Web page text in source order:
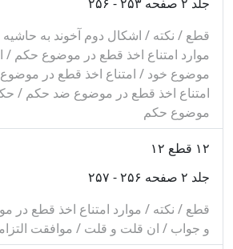
براى قرآن، بر وقوع اين استعمال
شده است.
مبحث مشتق و متعلقات آن: در آن،
مشتق، فرق بين مشتق و مبادى آن،
حمل صفات خداوند بر ذات مقدسش،
با ذات و اعتبار تلبس حقيقى، بحث شده
مبحث اوامر، بحث و بررسى شده است
آن عبارتند از: معنى ماده امر و بحث از
قطع / نکته / اشکال دوم آخوند به
موارد امتناع اخذ قطع در موضوع حکم /
موضوع خود / امتناع اخذ قطع در
امتناع اخذ قطع در موضوع ضد حکم /
موضوع حکم
۱۲ قطع ۱۲
جلد ۲ صفحه ۲۵۶ - ۲۵۷
قطع / نکته / موارد امتناع اخذ قطع
و جواب / ان قلت و قلت / موافقت